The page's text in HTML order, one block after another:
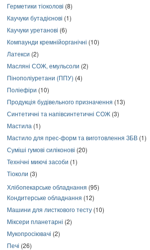
Герметики тіоколові (8)
Каучуки бутадієнові (1)
Каучуки уретанові (6)
Компаунди кремнійорганічні (10)
Латекси (2)
Масляні СОЖ, емульсоли (2)
Пінополіуретани (ППУ) (4)
Поліефіри (10)
Продукція будівельного призначення (13)
Синтетичні та напівсинтетичні СОЖ (3)
Мастила (1)
Мастило для прес-форм та виготовлення ЗБВ (1)
Суміші гумові силіконові (20)
Технічні миючі засоби (1)
Тіоколи (3)
Хлібопекарське обладнання (95)
Кондитерське обладнання (12)
Машини для листкового тесту (10)
Міксери планетарні (2)
Мукопросіювачі (2)
Печі (26)